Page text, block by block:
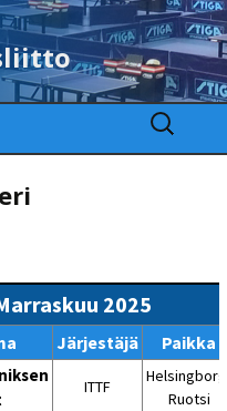
Haku:
2025
Järjestäjä Paikka
ITTF
Ruotsi